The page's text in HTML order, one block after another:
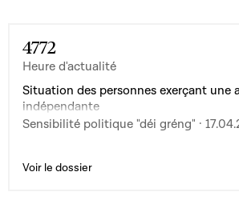
4772
Heure d'actualité
Situation des personnes exerçant une
indépendante
Sensibilité politique "déi gréng" ·
Voir le dossier